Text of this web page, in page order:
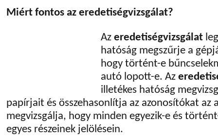
Miért fontos az eredetiségvizsgálat?
Az eredetiségvizsgálat
hatóság megszűrje a
hogy történt-e
autó lopott-e. Az
illetékes hatóság
papírjait és összehasonlítja az azonosítókat az
megvizsgálja, hogy minden egyezik-e és
egyes részeinek jelölésein.